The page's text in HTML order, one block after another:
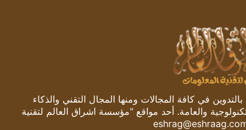
في كافة المجالات ومنها المجال التقني والذكاء
والعامة. أحد مواقع "مؤسسة اشراق العالم لتقنية